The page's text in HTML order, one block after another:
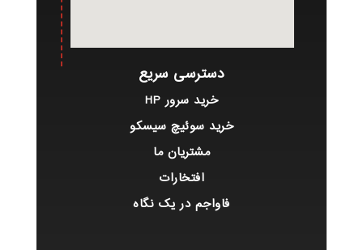
دسترسی سریع
خرید سرور HP
خرید سوئیچ سیسکو
مشتریان ما
افتخارات
فاواجم در یک نگاه